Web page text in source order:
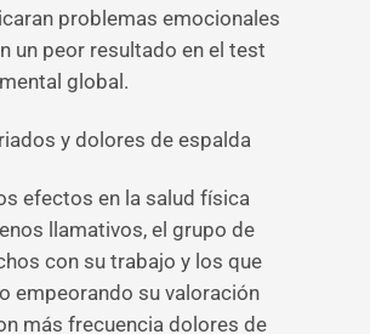
problemas emocionales
un peor resultado en el test
global.
y dolores de espalda
efectos en la salud física
llamativos, el grupo de
con su trabajo y los que
empeorando su valoración
más frecuencia dolores de